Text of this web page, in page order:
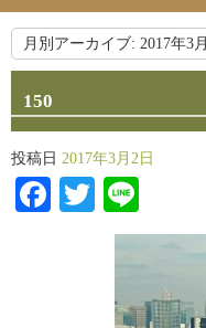
月別アーカイブ: 2017年3月
150
投稿日 2017年3月2日
Facebook
Twitter